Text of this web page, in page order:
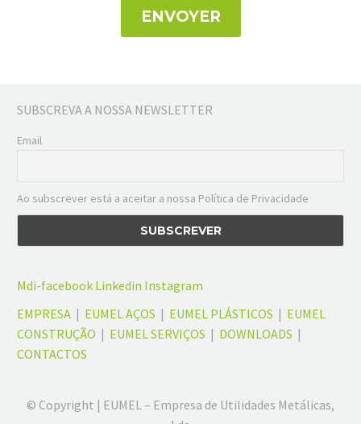
SUBSCREVA A NOSSA NEWSLETTER
Email
Ao subscrever está a aceitar a nossa Política de Privacidade
Mdi-facebook Linkedin Instagram
EMPRESA | EUMEL AÇOS | EUMEL PLÁSTICOS | EUMEL
CONSTRUÇÃO | EUMEL SERVIÇOS | DOWNLOADS |
CONTACTOS
© Copyright | EUMEL – Empresa de Utilidades Metálicas,